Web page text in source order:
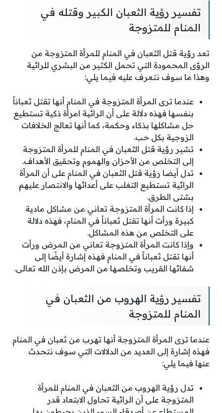
تفسير رؤية الثعبان الكبير وقتله في
المنام للمتزوجة
تعد رؤية قتل الثعبان في المنام للمرأة المتزوجة من
الرؤى المحمودة التي تحمل الكثير من البشري للرائية
وهذا ما سوف نتعرف عليه فيما يلي:
عندما ترى المرأة المتزوجة في المنام أنها تقتل ثعباناً
بنفسها فهذه دلالة على أن الرائية امرأة ذكية تستطيع
حل مشاكلها بذكاء وحكمة، كما أنها تعالج الخلافات
الزوجية بكل حب.
تشير رؤية قتل الثعبان في المنام للمرأة المتزوجة
إلى التخلص من الأحزان والهموم وتحقيق الأهداف.
تدل أيضا رؤية قتل الثعبان في المنام على أن المرأة
الرائية تستطيع التغلب على أعدائها والانتصار عليهم
بشتى الطرق.
إذا كانت المرأة المتزوجة تعاني من مشاكل مادية
كبيرة ورأت أنها تقتل ثعباناً في المنام، فهذه دلالة
على التخلص من هذه المشاكل.
وإذا كانت المرأة المتزوجة تعاني من المرض ورأت
أنها تقتل ثعباناً في المنام فهذه إشارة أيضًا إلى
شفائها القريب وتخلصها من المرض بإذن الله تعالى.
تفسير رؤية الهروب من الثعبان في
المنام للمتزوجة
عندما ترى المرأة المتزوجة أنها تهرب من ثعبان في المنام
فهذه إشارة إلى العديد من الدلالات التي سوف نتحدث
عنها فيما يلي:
تدل رؤية الهروب من الثعبان في المنام للمرأة
المتزوجة على أن الرائية تحاول الابتعاد قدر